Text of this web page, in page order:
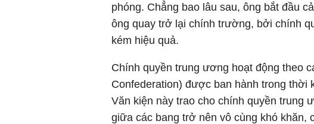
phóng. Chẳng bao lâu sau, ông bắt đầu
ông quay trở lại chính trường, bởi chính
kém hiệu quả.
Chính quyền trung ương hoạt động theo
Confederation) được ban hành trong thời
Văn kiện này trao cho chính quyền trung
giữa các bang trở nên vô cùng khó khăn,